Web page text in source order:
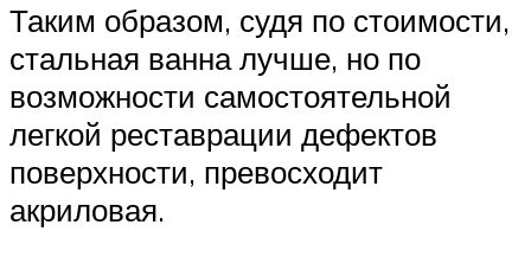
Таким образом, судя по стоимости,
стальная ванна лучше, но по
возможности самостоятельной
легкой реставрации дефектов
поверхности, превосходит
акриловая.